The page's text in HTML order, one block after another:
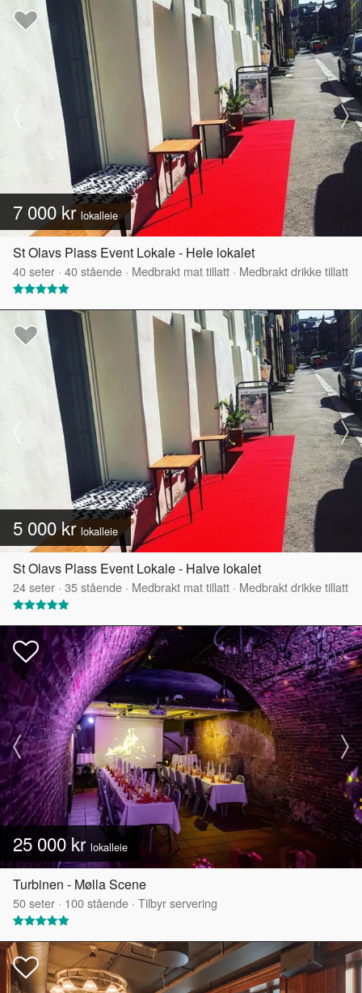
7 000 krlokalleie
St Olavs Plass Event Lokale - Hele lokalet
40seter · 40stående · Medbrakt mat tillatt · Medbrakt drikke tillatt
5 000 krlokalleie
St Olavs Plass Event Lokale - Halve lokalet
24seter · 35stående · Medbrakt mat tillatt · Medbrakt drikke tillatt
25 000 kr lokalleie
Turbinen - Mølla Scene
50seter · 100stående · Tilbyr servering